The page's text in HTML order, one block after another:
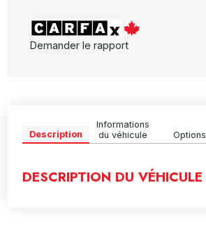
Demander le rapport
Description
Informations
du véhicule
Options
DESCRIPTION DU VÉHICULE